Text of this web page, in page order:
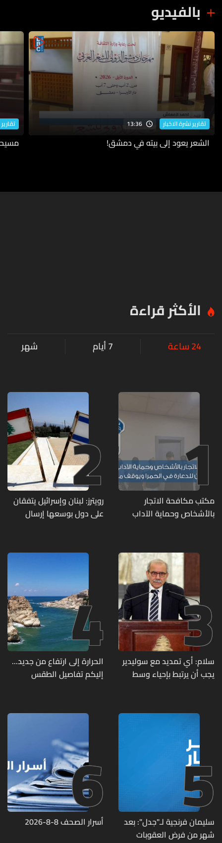
بالفيديو
تقارير نشرة الاخبار 13:36
الشعر يعود إلى بيته في دمشق!
الأكثر قراءة
24 ساعة 7 أيام شهر
1
مكتب مكافحة الاتجار
بالأشخاص وحماية الآداب
متورطين
2
رويترز: لبنان وإسرائيل يتفقان
على دول بوسعها إرسال
3
سلام: أي تمديد مع سوليدير
يجب أن يرتبط بإحياء وسط
4
الحرارة إلى ارتفاع من جديد...
إليكم تفاصيل الطقس
5
سليمان فرنجية لـ"جدل": بعد
شهر من فرض العقوبات
6
أسرار الصحف 8-8-2026